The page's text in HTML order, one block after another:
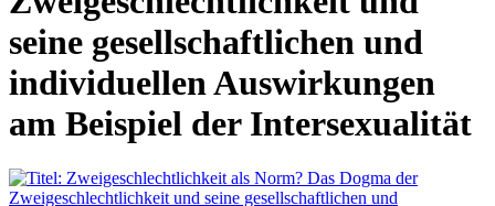
seine gesellschaftlichen und
individuellen Auswirkungen
am Beispiel der Intersexualität